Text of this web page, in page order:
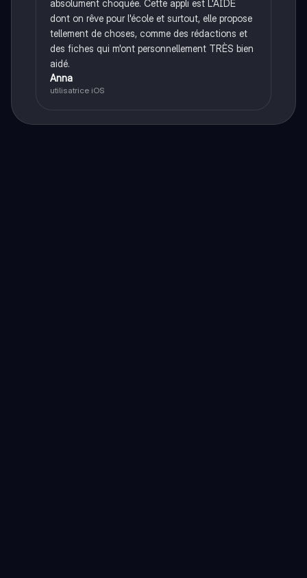
absolument choquée. Cette appli est L'AIDE
dont on rêve pour l'école et surtout, elle propose
tellement de choses, comme des rédactions et
des fiches qui m'ont personnellement TRÈS bien
aidé.
Anna
utilisatrice iOS